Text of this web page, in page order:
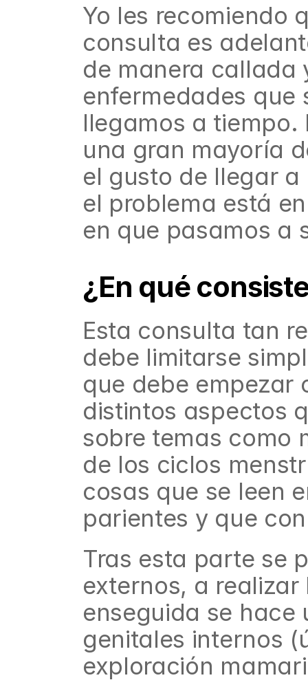
Yo les recomiendo
consulta es
de manera callada
enfermedades que
llegamos a tiempo.
una gran mayoría
el gusto de llegar
el problema está
en que pasamos a
¿En qué
Esta consulta tan
debe limitarse
que debe empezar
distintos aspectos
sobre temas como
de los ciclos
cosas que se leen
parientes y que
Tras esta parte se
externos, a
enseguida se
genitales internos
exploración